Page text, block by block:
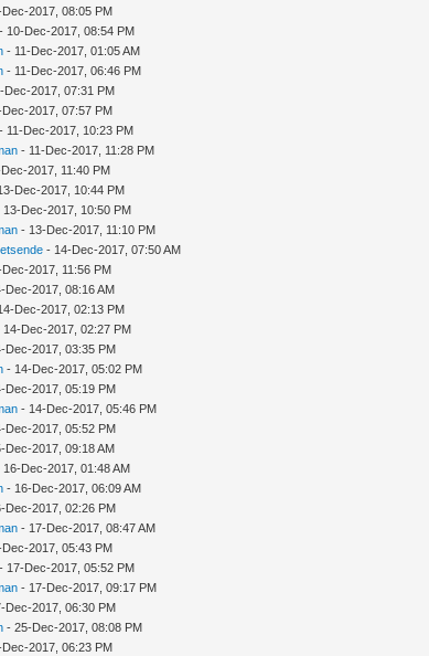
2017, 08:05 PM
10-Dec-2017, 08:54 PM
- 11-Dec-2017, 01:05 AM
- 11-Dec-2017, 06:46 PM
Dec-2017, 07:31 PM
Dec-2017, 07:57 PM
11-Dec-2017, 10:23 PM
- 11-Dec-2017, 11:28 PM
2017, 11:40 PM
Dec-2017, 10:44 PM
13-Dec-2017, 10:50 PM
- 13-Dec-2017, 11:10 PM
- 14-Dec-2017, 07:50 AM
2017, 11:56 PM
Dec-2017, 08:16 AM
Dec-2017, 02:13 PM
14-Dec-2017, 02:27 PM
Dec-2017, 03:35 PM
- 14-Dec-2017, 05:02 PM
Dec-2017, 05:19 PM
- 14-Dec-2017, 05:46 PM
Dec-2017, 05:52 PM
Dec-2017, 09:18 AM
16-Dec-2017, 01:48 AM
- 16-Dec-2017, 06:09 AM
Dec-2017, 02:26 PM
- 17-Dec-2017, 08:47 AM
2017, 05:43 PM
17-Dec-2017, 05:52 PM
- 17-Dec-2017, 09:17 PM
Dec-2017, 06:30 PM
- 25-Dec-2017, 08:08 PM
2017, 06:23 PM